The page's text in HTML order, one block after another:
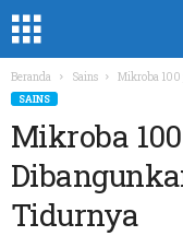
Beranda Sains Mikroba 100
SAINS
Mikroba
Tidurnya